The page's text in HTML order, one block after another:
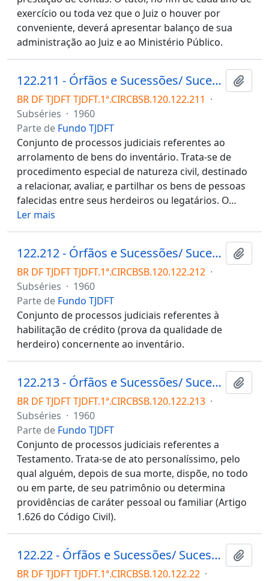
exercício ou toda vez que o Juiz o houver por
conveniente, deverá apresentar balanço de sua
administração ao Juiz e ao Ministério Público.
122.211 - Órfãos e Sucessões/ Sucessões/ Inventário/ Arrolamento de Bens
BR DF TJDFT TJDFT.1ª.CIRCBSB.120.122.211 ·
Subséries · 1960
Parte de Fundo TJDFT
Conjunto de processos judiciais referentes ao
arrolamento de bens do inventário. Trata-se de
procedimento especial de natureza civil, destinado
a relacionar, avaliar, e partilhar os bens de pessoas
falecidas entre seus herdeiros ou legatários. O…
Ler mais
122.212 - Órfãos e Sucessões/ Sucessões/ Inventário/ Habilitação de crédito
BR DF TJDFT TJDFT.1ª.CIRCBSB.120.122.212 ·
Subséries · 1960
Parte de Fundo TJDFT
Conjunto de processos judiciais referentes à
habilitação de crédito (prova da qualidade de
herdeiro) concernente ao inventário.
122.213 - Órfãos e Sucessões/ Sucessões/ Inventário/ Testamento (aprovação)
BR DF TJDFT TJDFT.1ª.CIRCBSB.120.122.213 ·
Subséries · 1960
Parte de Fundo TJDFT
Conjunto de processos judiciais referentes a
Testamento. Trata-se de ato personalíssimo, pelo
qual alguém, depois de sua morte, dispõe, no todo
ou em parte, de seu patrimônio ou determina
providências de caráter pessoal ou familiar (Artigo
1.626 do Código Civil).
122.22 - Órfãos e Sucessões/ Sucessões/ Autorização e alvará
BR DF TJDFT TJDFT.1ª.CIRCBSB.120.122.22 ·